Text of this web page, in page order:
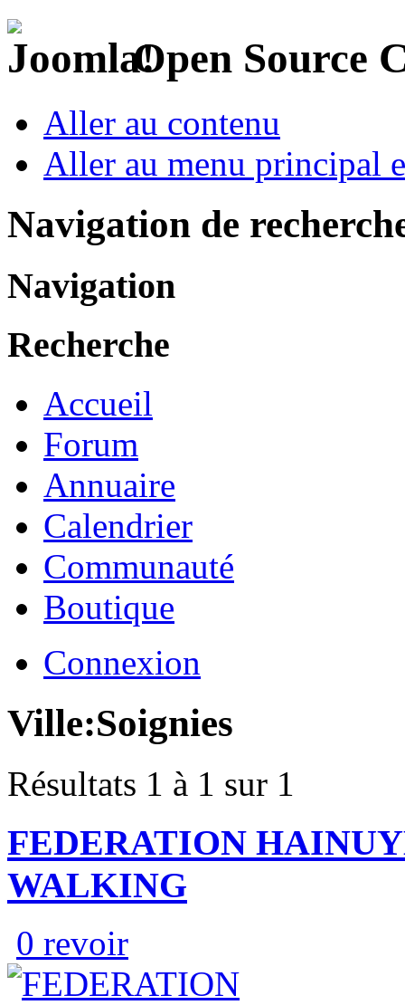
Open Source
Aller au contenu
Aller au menu principal
Navigation de
Navigation
Recherche
Accueil
Forum
Annuaire
Calendrier
Communauté
Boutique
Connexion
Ville:Soignies
Résultats 1 à 1 sur 1
FEDERATION
WALKING
0 revoir